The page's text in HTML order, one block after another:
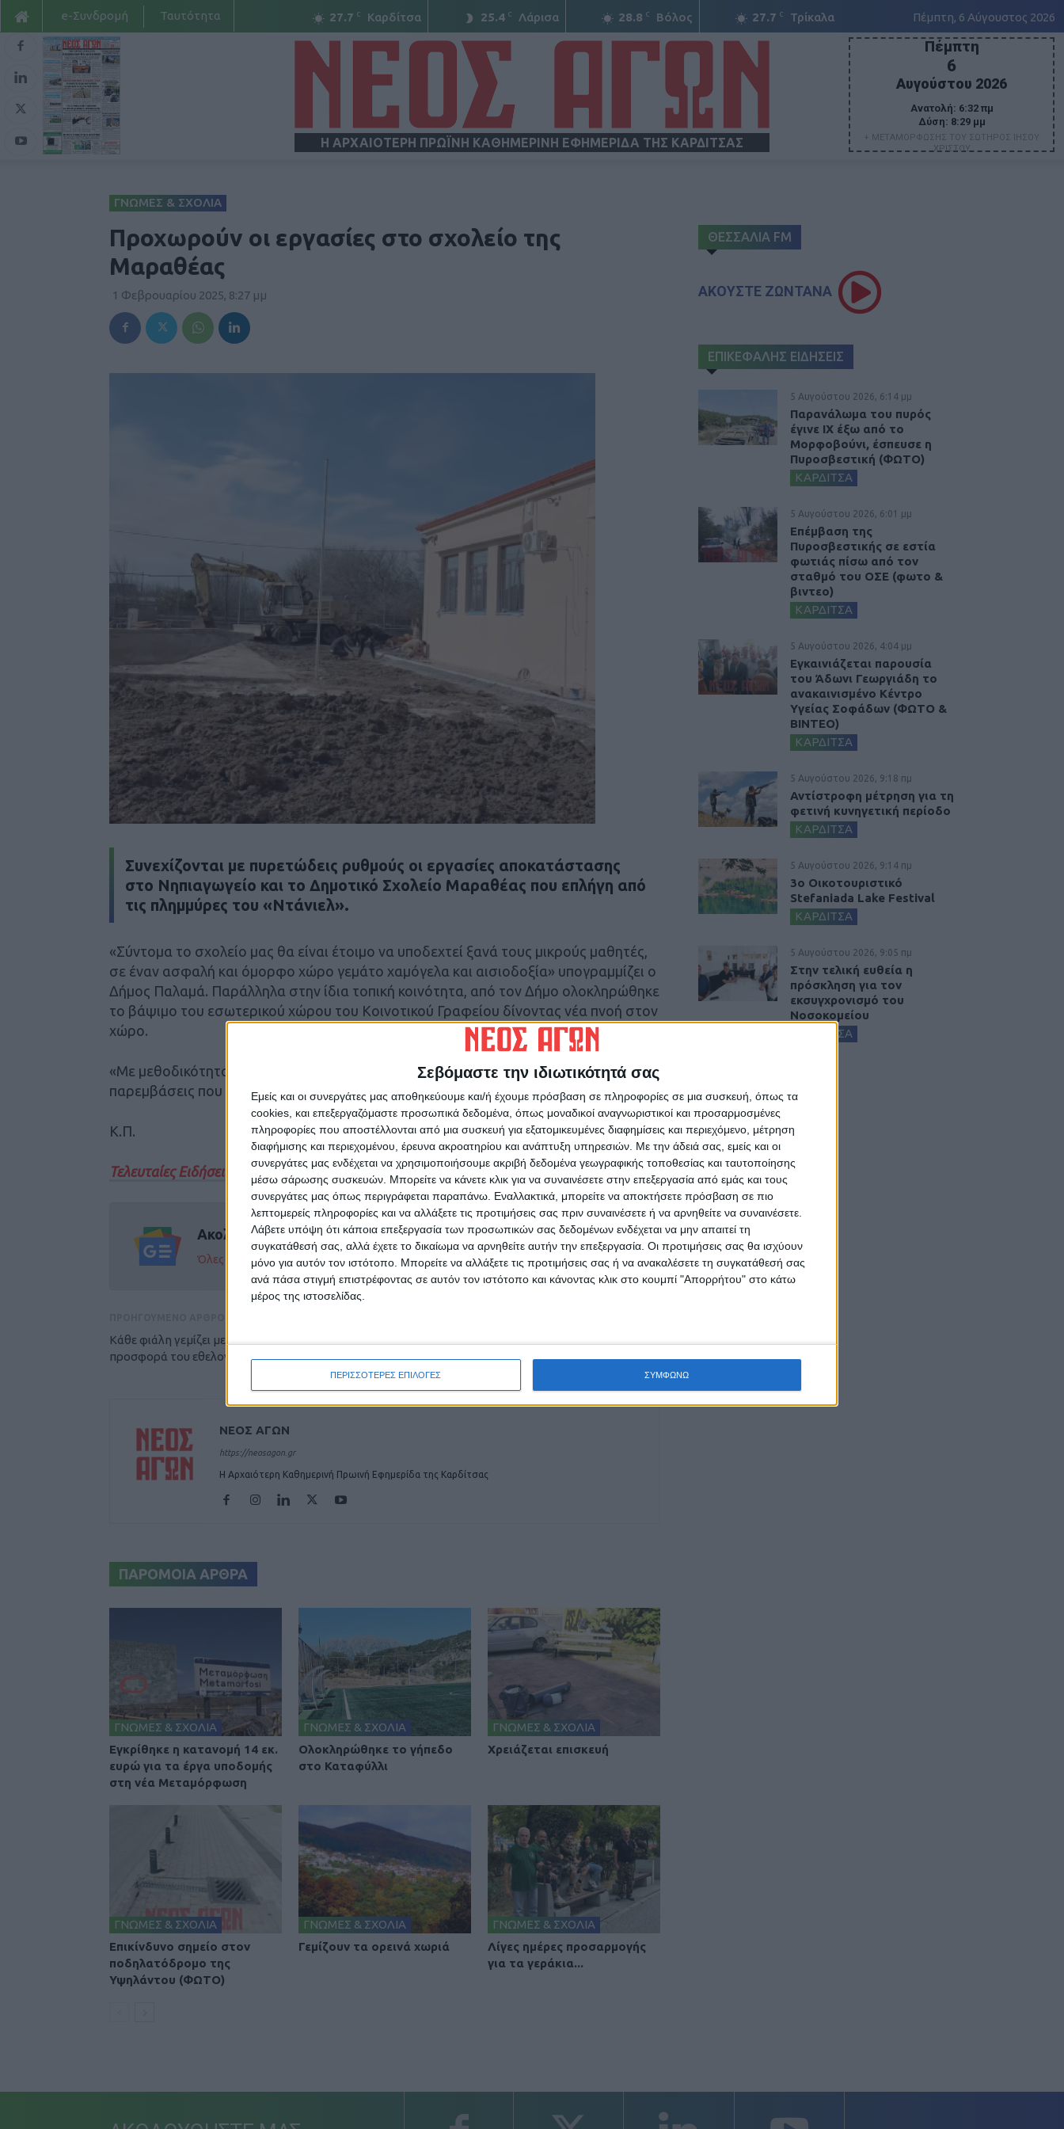
Σεβόμαστε την ιδιωτικότητά σας
Εμείς και οι συνεργάτες μας αποθηκεύουμε και/ή έχουμε πρόσβαση σε πληροφορίες σε μια συσκευή, όπως τα
cookies, και επεξεργαζόμαστε προσωπικά δεδομένα, όπως μοναδικοί αναγνωριστικοί και προσαρμοσμένες
πληροφορίες που αποστέλλονται από μια συσκευή για εξατομικευμένες διαφημίσεις και περιεχόμενο, μέτρηση
διαφήμισης και περιεχομένου, έρευνα ακροατηρίου και ανάπτυξη υπηρεσιών. Με την άδειά σας, εμείς και οι
συνεργάτες μας ενδέχεται να χρησιμοποιήσουμε ακριβή δεδομένα γεωγραφικής τοποθεσίας και ταυτοποίησης
μέσω σάρωσης συσκευών. Μπορείτε να κάνετε κλικ για να συναινέσετε στην επεξεργασία από εμάς και τους
συνεργάτες μας όπως περιγράφεται παραπάνω. Εναλλακτικά, μπορείτε να αποκτήσετε πρόσβαση σε πιο
λεπτομερείς πληροφορίες και να αλλάξετε τις προτιμήσεις σας πριν συναινέσετε ή να αρνηθείτε να συναινέσετε.
Λάβετε υπόψη ότι κάποια επεξεργασία των προσωπικών σας δεδομένων ενδέχεται να μην απαιτεί τη
συγκατάθεσή σας, αλλά έχετε το δικαίωμα να αρνηθείτε αυτήν την επεξεργασία. Οι προτιμήσεις σας θα ισχύουν
μόνο για αυτόν τον ιστότοπο. Μπορείτε να αλλάξετε τις προτιμήσεις σας ή να ανακαλέσετε τη συγκατάθεσή σας
ανά πάσα στιγμή επιστρέφοντας σε αυτόν τον ιστότοπο και κάνοντας κλικ στο κουμπί "Απορρήτου" στο κάτω
μέρος της ιστοσελίδας.
ΠΕΡΙΣΣΟΤΕΡΕΣ ΕΠΙΛΟΓΕΣ ΣΥΜΦΩΝΩ
27.7 C Καρδίτσα 25.4 C Λάρισα 28.8 C Βόλος 27.7 C Τρίκαλα Πέμπτη, 6 Αύγουστος 2026
e-Συνδρομή Ταυτότητα
Η ΑΡΧΑΙΟΤΕΡΗ ΠΡΩΪΝΗ ΚΑΘΗΜΕΡΙΝΗ ΕΦΗΜΕΡΙΔΑ ΤΗΣ ΚΑΡΔΙΤΣΑΣ
Πέμπτη
6
Αυγούστου 2026
Ανατολή: 6:32 πμ
Δύση: 8:29 μμ
+ ΜΕΤΑΜΟΡΦΩΣΗΣ ΤΟΥ ΣΩΤΗΡΟΣ ΙΗΣΟΥ
ΧΡΙΣΤΟΥ
ΓΝΩΜΕΣ & ΣΧΟΛΙΑ
Προχωρούν οι εργασίες στο σχολείο της
Μαραθέας
1 Φεβρουαρίου 2025, 8:27 μμ
Συνεχίζονται με πυρετώδεις ρυθμούς οι εργασίες αποκατάστασης
στο Νηπιαγωγείο και το Δημοτικό Σχολείο Μαραθέας που επλήγη από
τις πλημμύρες του «Ντάνιελ».
«Σύντομα το σχολείο μας θα είναι έτοιμο να υποδεχτεί ξανά τους μικρούς μαθητές,
σε έναν ασφαλή και όμορφο χώρο γεμάτο χαμόγελα και αισιοδοξία» υπογραμμίζει ο
Δήμος Παλαμά. Παράλληλα στην ίδια τοπική κοινότητα, από τον Δήμο ολοκληρώθηκε
το βάψιμο του εσωτερικού χώρου του Κοινοτικού Γραφείου δίνοντας νέα πνοή στον
χώρο.
«Με μεθοδικότητα και σεβασμό στις ανάγκες της Κοινότητας, προχωράμε σε
παρεμβάσεις που ενισχύουν την ποιότητα του Δήμου μας» υπογραμμίζει ο Δήμος.
Κ.Π.
Τελευταίες Ειδήσεις Σήμερα
Ακολούθησε την εφημερίδα ΝΕΟΣ ΑΓΩΝ στο Google News!
Όλες οι εξελίξεις στην περιοχή της Καρδίτσας και ευρύτερα της Θεσσαλίας
Κάθε φιάλη γεμίζει με την αγάπη και την
προσφορά του εθελοντή
65 ετών στην Θεσσαλία
ΝΕΟΣ ΑΓΩΝ
https://neosagon.gr
Η Αρχαιότερη Καθημερινή Πρωινή Εφημερίδα της Καρδίτσας
ΠΑΡΟΜΟΙΑ ΑΡΘΡΑ
ΓΝΩΜΕΣ & ΣΧΟΛΙΑ
Εγκρίθηκε η κατανομή 14 εκ.
ευρώ για τα έργα υποδομής
στη νέα Μεταμόρφωση
ΓΝΩΜΕΣ & ΣΧΟΛΙΑ
Ολοκληρώθηκε το γήπεδο
στο Καταφύλλι
ΓΝΩΜΕΣ & ΣΧΟΛΙΑ
Χρειάζεται επισκευή
ΓΝΩΜΕΣ & ΣΧΟΛΙΑ
Επικίνδυνο σημείο στον
ποδηλατόδρομο της
Υψηλάντου (ΦΩΤΟ)
ΓΝΩΜΕΣ & ΣΧΟΛΙΑ
Γεμίζουν τα ορεινά χωριά
ΓΝΩΜΕΣ & ΣΧΟΛΙΑ
Λίγες ημέρες προσαρμογής
για τα γεράκια...
ΘΕΣΣΑΛΙΑ FM
ΑΚΟΥΣΤΕ ΖΩΝΤΑΝΑ
ΕΠΙΚΕΦΑΛΗΣ ΕΙΔΗΣΕΙΣ
5 Αυγούστου 2026, 6:14 μμ
Παρανάλωμα του πυρός
έγινε ΙΧ έξω από το
Μορφοβούνι, έσπευσε η
Πυροσβεστική (ΦΩΤΟ)
ΚΑΡΔΙΤΣΑ
5 Αυγούστου 2026, 6:01 μμ
Επέμβαση της
Πυροσβεστικής σε εστία
φωτιάς πίσω από τον
σταθμό του ΟΣΕ (φωτο &
βιντεο)
ΚΑΡΔΙΤΣΑ
5 Αυγούστου 2026, 4:04 μμ
Εγκαινιάζεται παρουσία
του Άδωνι Γεωργιάδη το
ανακαινισμένο Κέντρο
Υγείας Σοφάδων (ΦΩΤΟ &
ΒΙΝΤΕΟ)
ΚΑΡΔΙΤΣΑ
5 Αυγούστου 2026, 9:18 πμ
Αντίστροφη μέτρηση για τη
φετινή κυνηγετική περίοδο
ΚΑΡΔΙΤΣΑ
5 Αυγούστου 2026, 9:14 πμ
3ο Οικοτουριστικό
Stefaniada Lake Festival
ΚΑΡΔΙΤΣΑ
5 Αυγούστου 2026, 9:05 πμ
Στην τελική ευθεία η
πρόσκληση για τον
εκσυγχρονισμό του
Νοσοκομείου
ΚΑΡΔΙΤΣΑ